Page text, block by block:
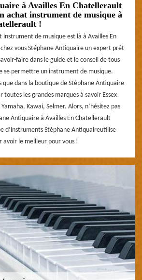
à Availles En Chatellerault
achat instrument de musique à
!
instrument de musique est là à Availles En
vous Stéphane Antiquaire un expert prêt
faire dans le guide et le conseil de tous
se permettre un instrument de musique.
que dans la boutique de Stéphane Antiquaire
toutes les grandes marques à savoir Essex
Kawai, Selmer. Alors, n’hésitez pas
Antiquaire à Availles En Chatellerault
d’instruments Stéphane Antiquaireutilise
avoir le meilleur pour vous !